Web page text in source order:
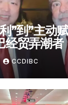
”到”主
经贸弄潮者
CCDIBC